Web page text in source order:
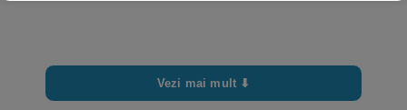
Vezi mai mult ⬇